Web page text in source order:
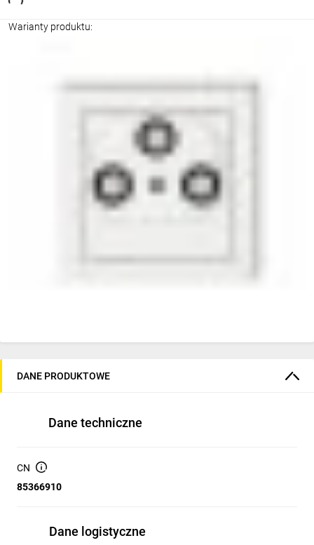
Warianty produktu:
DANE PRODUKTOWE
Dane techniczne
CN
85366910
Dane logistyczne